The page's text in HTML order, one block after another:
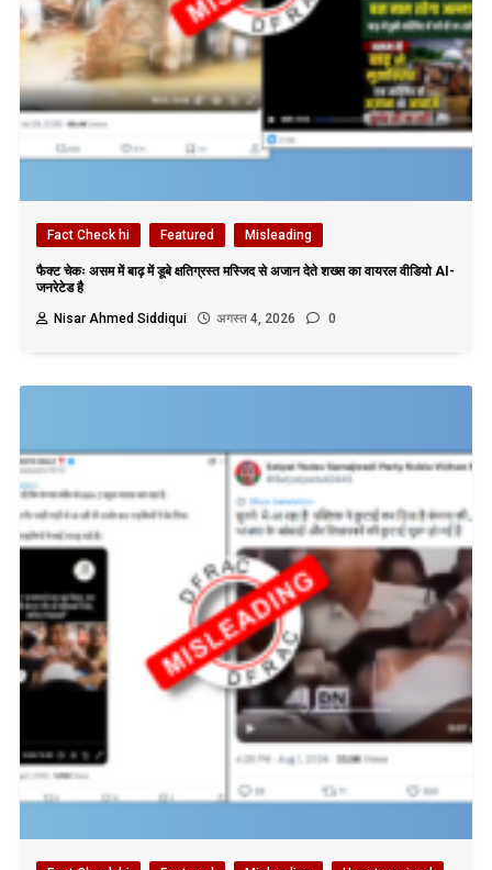
Fact Check hi Featured Misleading
फैक्ट चेकः असम में बाढ़ में डूबे क्षतिग्रस्त मस्जिद से अजान देते शख्स का वायरल वीडियो AI-
जनरेटेड है
Nisar Ahmed Siddiqui
अगस्त 4, 2026 0